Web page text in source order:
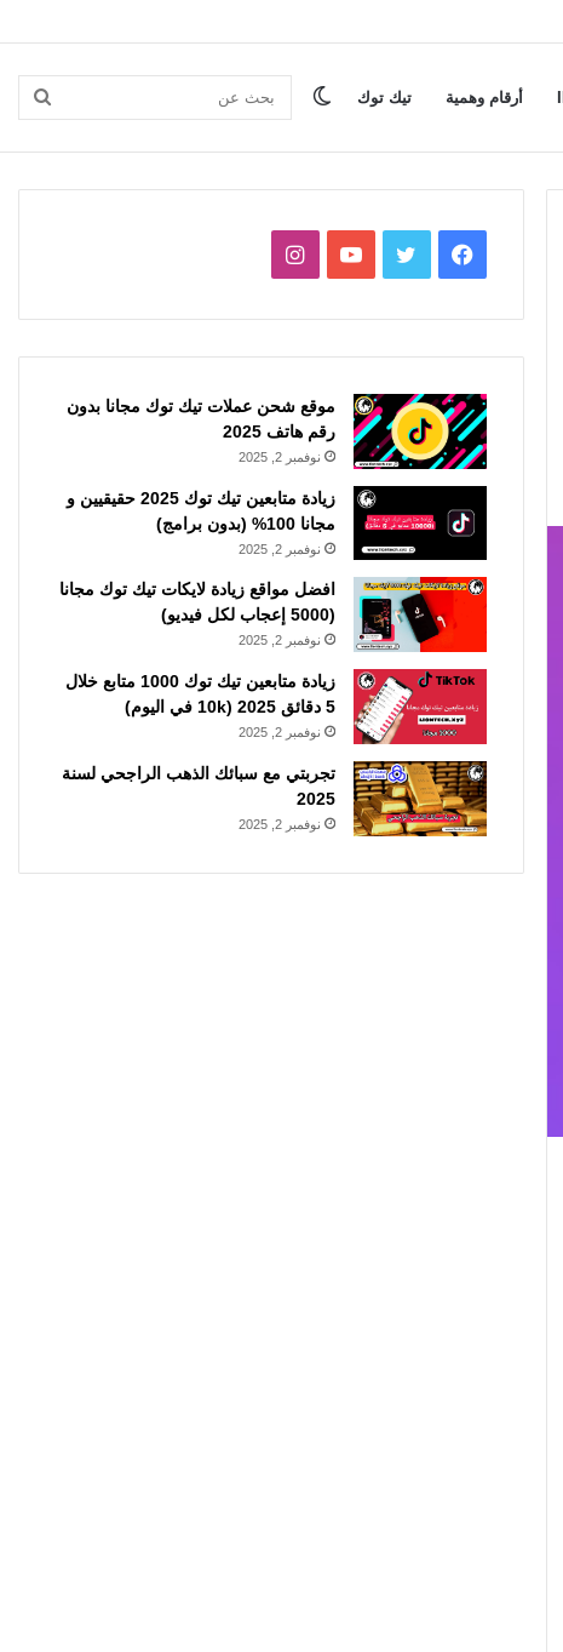
أرقام وهمية تيك توك بحث الوضع
فيسبوكتويتر يوتيوبانستقرام
موقع شحن عملات تيك توك مجانا بدون
رقم هاتف 2025
نوفمبر 2, 2025
زيادة متابعين تيك توك 2025 حقيقيين و
مجانا 100% (بدون برامج)
نوفمبر 2, 2025
افضل مواقع زيادة لايكات تيك توك مجانا
(5000 إعجاب لكل فيديو)
نوفمبر 2, 2025
زيادة متابعين تيك توك 1000 متابع خلال
5 دقائق 2025 (10k في اليوم)
نوفمبر 2, 2025
تجربتي مع سبائك الذهب الراجحي لسنة
2025
نوفمبر 2, 2025